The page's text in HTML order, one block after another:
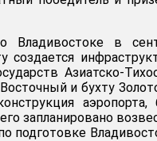
Владивостоке в
создается
Азиатско-
и бухту
запланировано
подготовке